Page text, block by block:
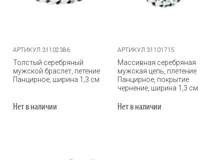
АРТИКУЛ 31102386
Толстый серебряный
мужской браслет, петение
Панцирное, ширина 1,3 см
Нет в наличии
АРТИКУЛ 31101715
Массивная серебряная
мужская цепь, плетение
Панцирное, покрытие
чернение, ширина 1,3 см
Нет в наличии